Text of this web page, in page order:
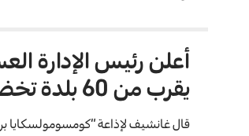
أعلن رئيس الإدارة
يقرب من 60 بلدة تخضع لسيطرة الجيش الروسي في مقاطعة خاركوف.